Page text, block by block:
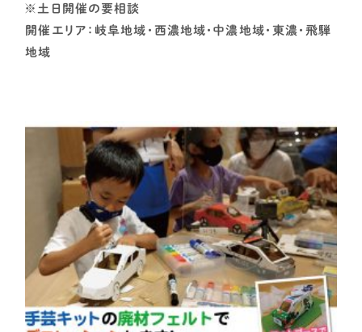
※土日開催の要相談
開催エリア：岐阜地域・西濃地域・中濃地域・東濃・飛騨
地域